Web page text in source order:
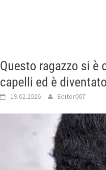
Questo ragazzo si
capelli ed è
19.02.2026 Editor007